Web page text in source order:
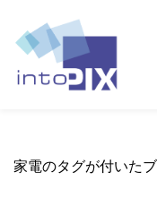
家電のタグが付いた